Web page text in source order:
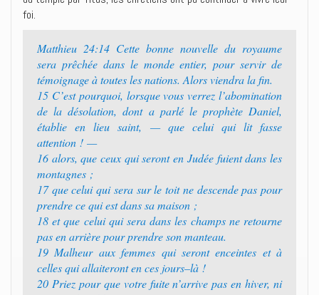
foi.
Matthieu 24:14 ‭‭Cette bonne nouvelle du royaume
sera prêchée dans le monde entier, pour servir de
témoignage à toutes les nations. Alors viendra la fin.‭
15 ‭‭C’est pourquoi, lorsque vous verrez l’abomination
de la désolation, dont a parlé le prophète Daniel,
établie en lieu saint, — que celui qui lit fasse
attention ! —‭
16 ‭‭alors, que ceux qui seront en Judée fuient dans les
montagnes ;‭
17 ‭‭que celui qui sera sur le toit ne descende pas pour
prendre ce qui est dans sa maison ;‭
18 ‭‭et que celui qui sera dans les champs ne retourne
pas en arrière pour prendre son manteau.‭
19 ‭‭Malheur aux femmes qui seront enceintes et à
celles qui allaiteront en ces jours–là !‭
20 ‭‭Priez pour que votre fuite n’arrive pas en hiver, ni